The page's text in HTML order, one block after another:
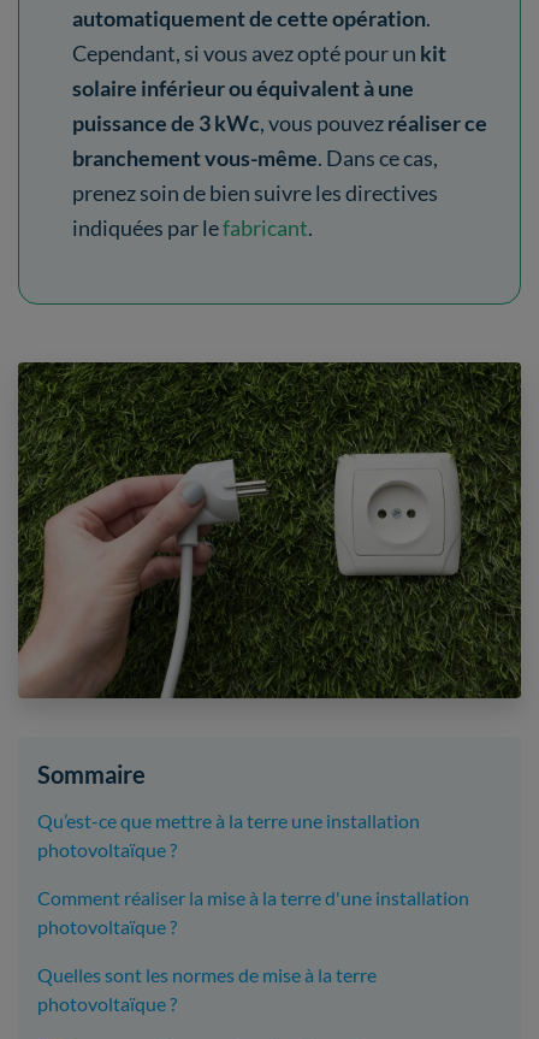
automatiquement de cette opération.
Cependant, si vous avez opté pour un kit
solaire inférieur ou équivalent à une
puissance de 3 kWc, vous pouvezréaliser ce
branchement vous-même. Dans ce cas,
prenez soin de bien suivre les directives
indiquées par lefabricant.
Sommaire
Qu’est-ce que mettre à la terre une installation
photovoltaïque ?
Comment réaliser la mise à la terre d'une installation
photovoltaïque ?
Quelles sont les normes de mise à la terre
photovoltaïque ?